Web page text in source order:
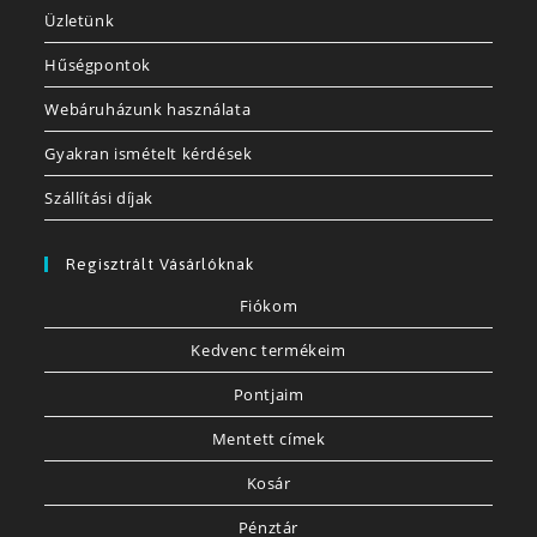
Üzletünk
Hűségpontok
Webáruházunk használata
Gyakran ismételt kérdések
Szállítási díjak
Regisztrált Vásárlóknak
Fiókom
Kedvenc termékeim
Pontjaim
Mentett címek
Kosár
Pénztár